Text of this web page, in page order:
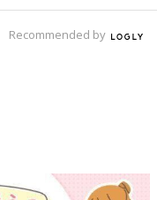
Recommended by
対策、知っておいて！